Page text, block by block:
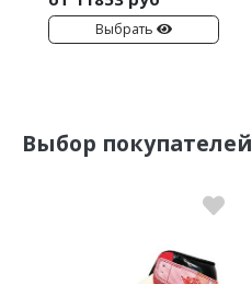
Выбрать
Выбор покупателей
Nike Air Deldon
Nike ST